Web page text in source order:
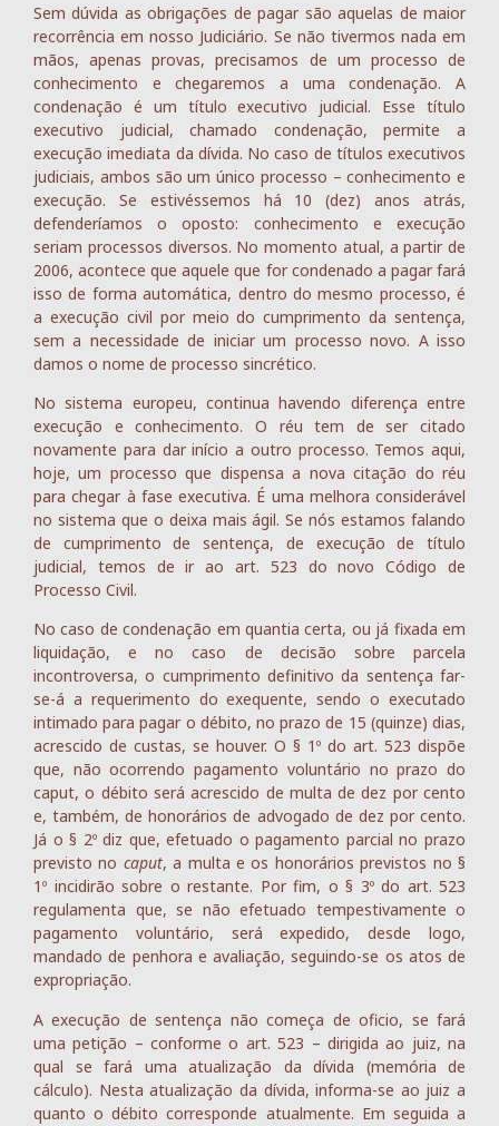
Sem dúvida as obrigações de pagar são aquelas de maior
recorrência em nosso Judiciário. Se não tivermos nada em
mãos, apenas provas, precisamos de um processo de
conhecimento e chegaremos a uma condenação. A
condenação é um título executivo judicial. Esse título
executivo judicial, chamado condenação, permite a
execução imediata da dívida. No caso de títulos executivos
judiciais, ambos são um único processo – conhecimento e
execução. Se estivéssemos há 10 (dez) anos atrás,
defenderíamos o oposto: conhecimento e execução
seriam processos diversos. No momento atual, a partir de
2006, acontece que aquele que for condenado a pagar fará
isso de forma automática, dentro do mesmo processo, é
a execução civil por meio do cumprimento da sentença,
sem a necessidade de iniciar um processo novo. A isso
damos o nome de processo sincrético.
No sistema europeu, continua havendo diferença entre
execução e conhecimento. O réu tem de ser citado
novamente para dar início a outro processo. Temos aqui,
hoje, um processo que dispensa a nova citação do réu
para chegar à fase executiva. É uma melhora considerável
no sistema que o deixa mais ágil. Se nós estamos falando
de cumprimento de sentença, de execução de título
judicial, temos de ir ao art. 523 do novo Código de
Processo Civil.
No caso de condenação em quantia certa, ou já fixada em
liquidação, e no caso de decisão sobre parcela
incontroversa, o cumprimento definitivo da sentença far-
se-á a requerimento do exequente, sendo o executado
intimado para pagar o débito, no prazo de 15 (quinze) dias,
acrescido de custas, se houver. O § 1º do art. 523 dispõe
que, não ocorrendo pagamento voluntário no prazo do
caput, o débito será acrescido de multa de dez por cento
e, também, de honorários de advogado de dez por cento.
Já o § 2º diz que, efetuado o pagamento parcial no prazo
previsto no caput, a multa e os honorários previstos no §
1º incidirão sobre o restante. Por fim, o § 3º do art. 523
regulamenta que, se não efetuado tempestivamente o
pagamento voluntário, será expedido, desde logo,
mandado de penhora e avaliação, seguindo-se os atos de
expropriação.
A execução de sentença não começa de oficio, se fará
uma petição – conforme o art. 523 – dirigida ao juiz, na
qual se fará uma atualização da dívida (memória de
cálculo). Nesta atualização da dívida, informa-se ao juiz a
quanto o débito corresponde atualmente. Em seguida a